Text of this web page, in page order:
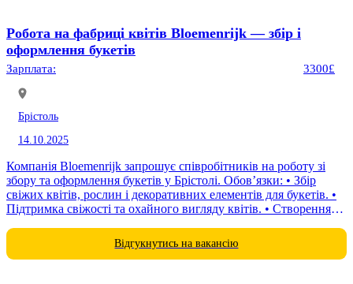
Робота на фабриці квітів Bloemenrijk — збір і
оформлення букетів
Зарплата: 3300£
Брістоль
14.10.2025
Компанія Bloemenrijk запрошує співробітників на роботу зі
збору та оформлення букетів у Брістолі. Обов’язки: • Збір
свіжих квітів, рослин і декоративних елементів для букетів. •
Підтримка свіжості та охайного вигляду квітів. • Створення
Відгукнутись на вакансію